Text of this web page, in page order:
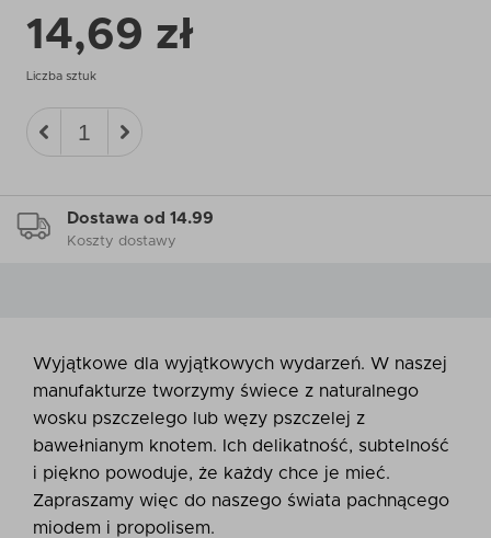
14,69 zł
Liczba sztuk
Dostawa od 14.99
Koszty dostawy
Wyjątkowe dla wyjątkowych wydarzeń. W naszej
manufakturze tworzymy świece z naturalnego
wosku pszczelego lub węzy pszczelej z
bawełnianym knotem. Ich delikatność, subtelność
i piękno powoduje, że każdy chce je mieć.
Zapraszamy więc do naszego świata pachnącego
miodem i propolisem.